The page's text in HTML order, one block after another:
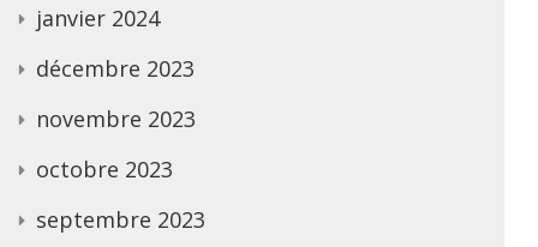
janvier 2024
décembre 2023
novembre 2023
octobre 2023
septembre 2023